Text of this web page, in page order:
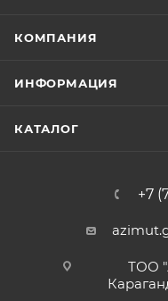
КОМПАНИЯ
ИНФОРМАЦИЯ
КАТАЛОГ
+7
ТОО